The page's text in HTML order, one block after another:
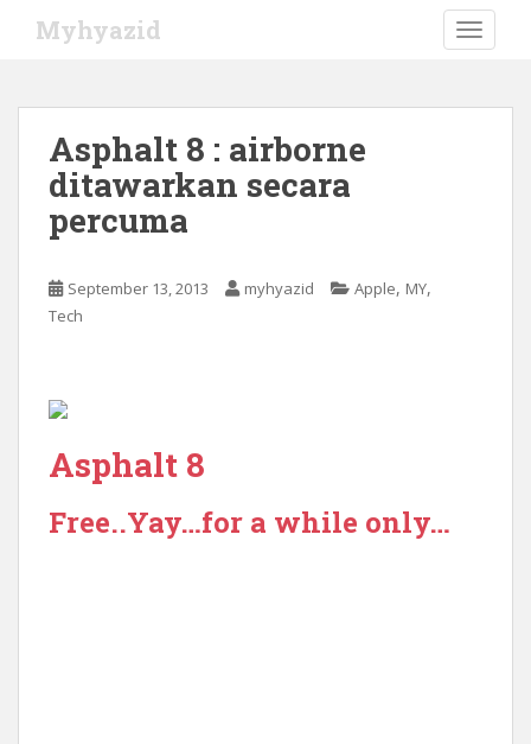
Myhyazid
Asphalt 8 : airborne
ditawarkan secara
percuma
September 13, 2013 myhyazid Apple, MY,
Tech
Asphalt 8
Free..Yay…for a while only…